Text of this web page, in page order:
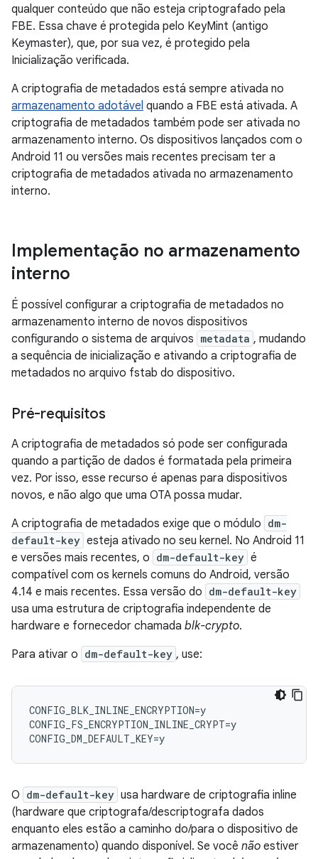
qualquer conteúdo que não esteja criptografado pela
FBE. Essa chave é protegida pelo KeyMint (antigo
Keymaster), que, por sua vez, é protegido pela
Inicialização verificada.
A criptografia de metadados está sempre ativada no
armazenamento adotável quando a FBE está ativada. A
criptografia de metadados também pode ser ativada no
armazenamento interno. Os dispositivos lançados com o
Android 11 ou versões mais recentes precisam ter a
criptografia de metadados ativada no armazenamento
interno.
Implementação no armazenamento
interno
É possível configurar a criptografia de metadados no
armazenamento interno de novos dispositivos
configurando o sistema de arquivos metadata , mudando
a sequência de inicialização e ativando a criptografia de
metadados no arquivo fstab do dispositivo.
Pré-requisitos
A criptografia de metadados só pode ser configurada
quando a partição de dados é formatada pela primeira
vez. Por isso, esse recurso é apenas para dispositivos
novos, e não algo que uma OTA possa mudar.
A criptografia de metadados exige que o módulo dm-
default-key esteja ativado no seu kernel. No Android 11
e versões mais recentes, o dm-default-key é
compatível com os kernels comuns do Android, versão
4.14 e mais recentes. Essa versão do dm-default-key
usa uma estrutura de criptografia independente de
hardware e fornecedor chamada blk-crypto.
Para ativar o dm-default-key , use:
CONFIG_BLK_INLINE_ENCRYPTION=y
CONFIG_FS_ENCRYPTION_INLINE_CRYPT=y
O dm-default-key usa hardware de criptografia inline
(hardware que criptografa/descriptografa dados
enquanto eles estão a caminho do/para o dispositivo de
armazenamento) quando disponível. Se você não estiver